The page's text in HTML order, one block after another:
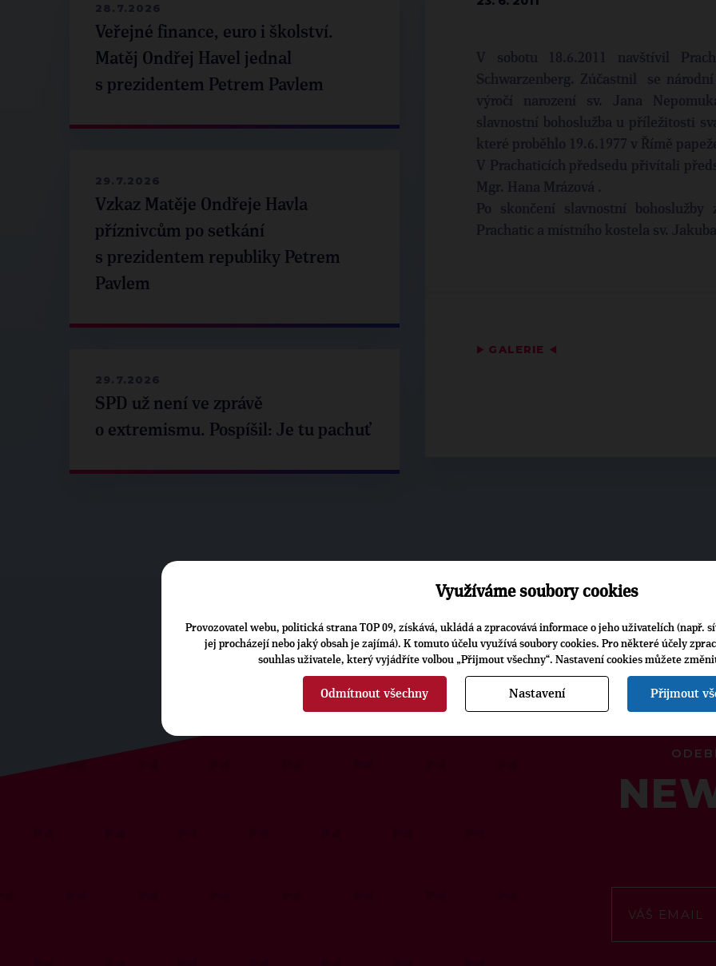
28.7.2026
Veřejné finance, euro i školství.
Matěj Ondřej Havel jednal
s prezidentem Petrem Pavlem
29.7.2026
Vzkaz Matěje Ondřeje Havla
příznivcům po setkání
s prezidentem republiky Petrem
Pavlem
29.7.2026
SPD už není ve zprávě
o extremismu. Pospíšil: Je tu pachuť
V sobotu 18.6.2011 navštívil
Schwarzenberg. Zúčastnil se
výročí narození sv. Jana
slavnostní bohoslužba u příležitosti
které proběhlo 19.6.1977 v Římě
V Prachaticích předsedu přivítali
Mgr. Hana Mrázová .
Po skončení slavnostní
Prachatic a místního kostela sv.
▶ GALERIE ◀
Využíváme soubory cookies
Provozovatel webu, politická strana TOP 09, získává, ukládá a zpracovává informace o jeho uživatelích (např.
jej procházejí nebo jaký obsah je zajímá). K tomuto účelu využívá soubory cookies. Pro některé účely
souhlas uživatele, který vyjádříte volbou „Přijmout všechny“. Nastavení cookies můžete
Odmítnout všechny Nastavení Přijmout